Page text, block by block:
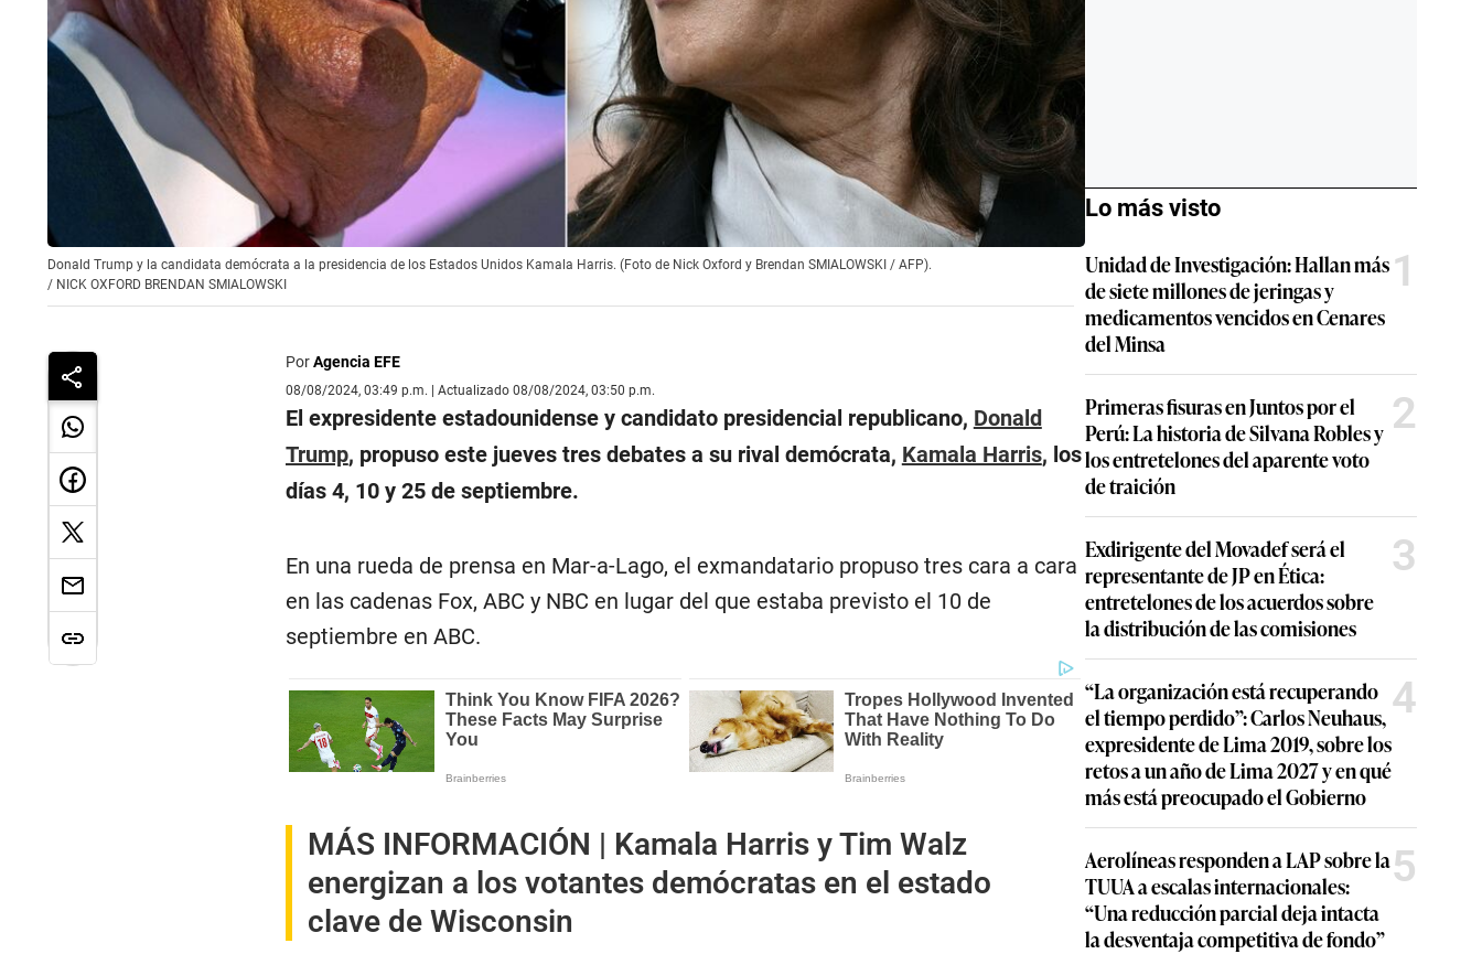
Donald Trump y la candidata demócrata a la presidencia de los Estados Unidos Kamala Harris. (Foto de Nick Oxford y Brendan SMIALOWSKI / AFP).
/ NICK OXFORD BRENDAN SMIALOWSKI
PorAgencia EFE
08/08/2024, 03:49 p.m. | Actualizado 08/08/2024, 03:50 p.m.
El expresidente estadounidense y candidato presidencial republicano, Donald
Trump, propuso este jueves tres debates a su rival demócrata, Kamala Harris, los
días 4, 10 y 25 de septiembre.
En una rueda de prensa en Mar-a-Lago, el exmandatario propuso tres cara a cara
en las cadenas Fox, ABC y NBC en lugar del que estaba previsto el 10 de
septiembre en ABC.
MÁS INFORMACIÓN | Kamala Harris y Tim Walz
energizan a los votantes demócratas en el estado
clave de Wisconsin
Lo más visto
Unidad de Investigación: Hallan más
de siete millones de jeringas y
medicamentos vencidos en Cenares
del Minsa
1
Primeras fisuras en Juntos por el
Perú: La historia de Silvana Robles y
los entretelones del aparente voto
de traición
2
Exdirigente del Movadef será el
representante de JP en Ética:
entretelones de los acuerdos sobre
la distribución de las comisiones
3
“La organización está recuperando
el tiempo perdido”: Carlos Neuhaus,
expresidente de Lima 2019, sobre los
retos a un año de Lima 2027 y en qué
más está preocupado el Gobierno
4
Aerolíneas responden a LAP sobre la
TUUA a escalas internacionales:
“Una reducción parcial deja intacta
la desventaja competitiva de fondo”
5